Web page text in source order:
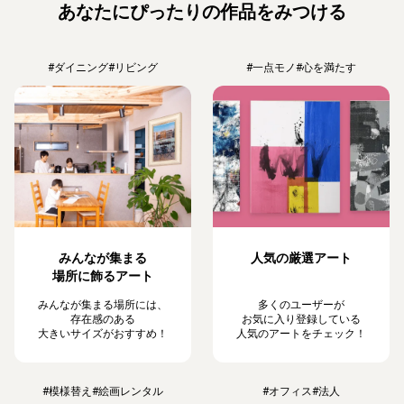
あなたにぴったりの作品をみつける
#ダイニング#リビング
みんなが集まる
場所に飾るアート
みんなが集まる場所には、
存在感のある
大きいサイズがおすすめ！
#一点モノ#心を満たす
人気の厳選アート
多くのユーザーが
お気に入り登録している
人気のアートをチェック！
#模様替え #絵画レンタル #オフィス#法人